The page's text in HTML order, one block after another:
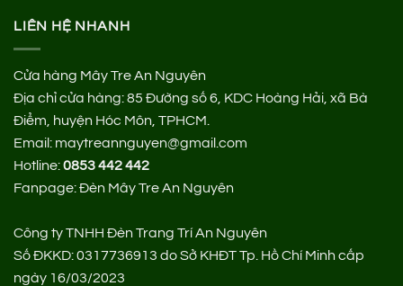
LIÊN HỆ NHANH
Cửa hàng Mây Tre An Nguyên
Địa chỉ cửa hàng:85 Đường số 6, KDC Hoàng Hải, xã Bà
Điểm, huyện Hóc Môn, TPHCM.
Email: maytreannguyen@gmail.com
Hotline:0853 442 442
Fanpage:Đèn Mây Tre An Nguyên
Công ty TNHH Đèn Trang Trí An Nguyên
Số ĐKKD: 0317736913 do Sở KHĐT Tp. Hồ Chí Minh cấp
ngày 16/03/2023